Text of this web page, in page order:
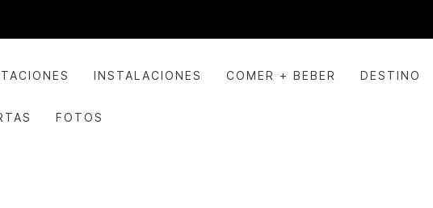
INSTALACIONES COMER + BEBER DESTINO
FOTOS